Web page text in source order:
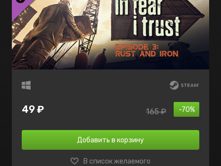
49 ₽ -70%
165 ₽
Добавить в корзину
В список желаемого